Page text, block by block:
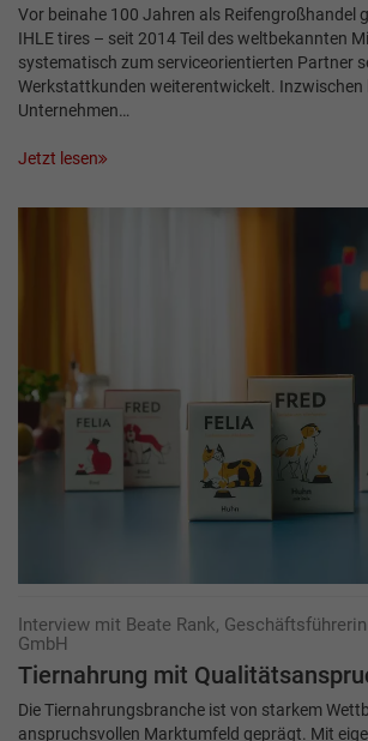
Vor beinahe 100 Jahren als Reifengroßhandel
IHLE tires – seit 2014 Teil des weltbekannten
systematisch zum serviceorientierten Partner
Werkstattkunden weiterentwickelt. Inzwischen
Unternehmen…
Jetzt lesen
Interview mit Beate Rank,
GmbH
Tiernahrung mit
Die Tiernahrungsbranche ist von starkem
anspruchsvollen Markt­umfeld geprägt. Mit